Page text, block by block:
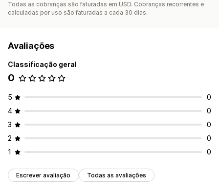
Todas as cobranças são faturadas em USD. Cobranças recorrentes e
calculadas por uso são faturadas a cada 30 dias.
Avaliações
Classificação geral
0
5
0
4
0
3
0
2
0
1
0
Escrever avaliação Todas as avaliações